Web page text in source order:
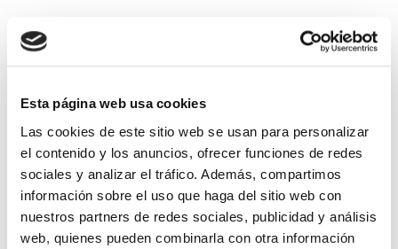
Esta página web usa cookies
Las cookies de este sitio web se usan para personalizar
el contenido y los anuncios, ofrecer funciones de redes
sociales y analizar el tráfico. Además, compartimos
información sobre el uso que haga del sitio web con
nuestros partners de redes sociales, publicidad y análisis
web, quienes pueden combinarla con otra información